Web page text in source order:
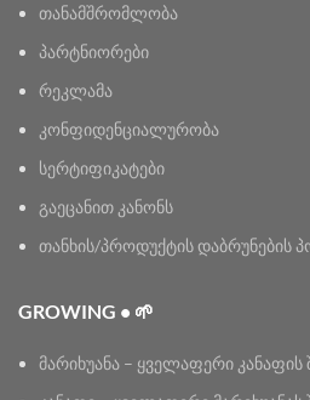
თანამშრომლობა
პარტნიორები
რეკლამა
კონფიდენციალურობა
სერტიფიკატები
გაეცანით კანონს
თანხის/პროდუქტის დაბრუნების
GROWING • 🌱
მარიხუანა – ყველაფერი კანაფის